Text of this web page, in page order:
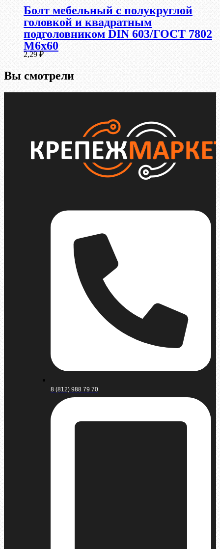
Болт мебельный с полукруглой
головкой и квадратным
подголовником DIN 603/ГОСТ 7802
М6х60
2,29₽
Вы смотрели
8 (812) 988 79 70